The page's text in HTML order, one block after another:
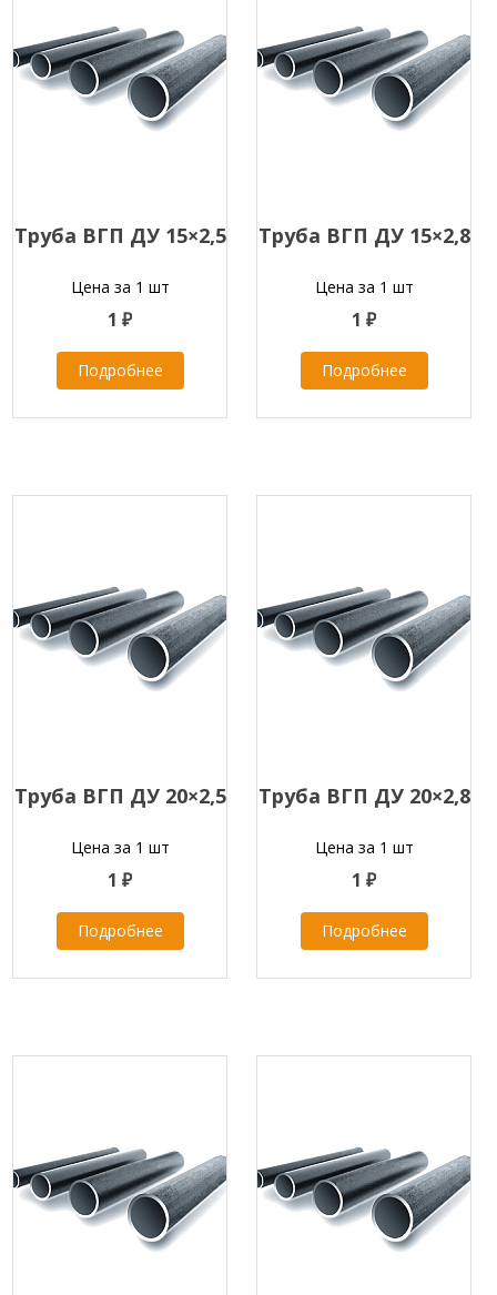
Труба ВГП ДУ 15×2,5
Цена за 1 шт
1 ₽
Подробнее
Труба ВГП ДУ 15×2,8
Цена за 1 шт
1 ₽
Подробнее
Труба ВГП ДУ 20×2,5
Цена за 1 шт
1 ₽
Подробнее
Труба ВГП ДУ 20×2,8
Цена за 1 шт
1 ₽
Подробнее